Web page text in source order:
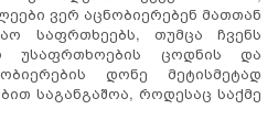
ვერ აცნობიერებენ მათთან
საფრთხეებს, თუმცა ჩვენს
უსაფრთხოების ცოდნის და
დონე მეტისმეტად
საგანგაშოა, როდესაც საქმე